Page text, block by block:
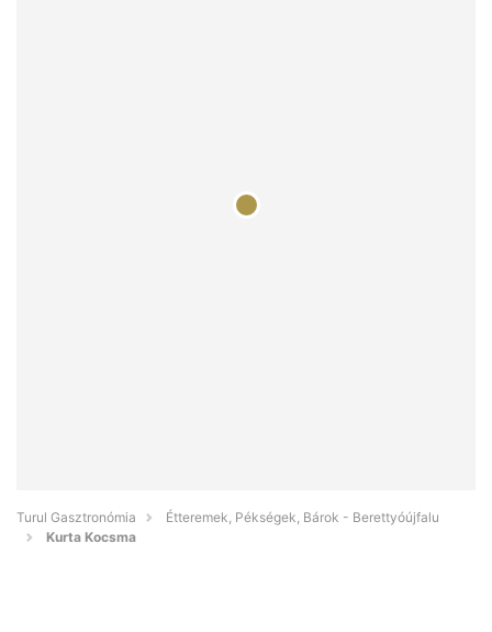
Turul Gasztronómia
Étteremek, Pékségek, Bárok - Berettyóújfalu
Kurta Kocsma